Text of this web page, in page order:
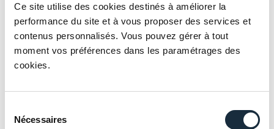
Ce site utilise des cookies destinés à améliorer la
performance du site et à vous proposer des services et
contenus personnalisés. Vous pouvez gérer à tout
moment vos préférences dans les paramétrages des
cookies.
Nécessaires
Formulaire 2042 RICI : Déclaration et calcul
de la réduction d’impôt :
En cas de prorogation de l’engagement
de location initiale de six ans : indiquer le
afin de bénéficier du complément de